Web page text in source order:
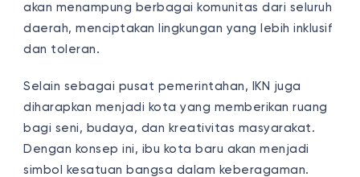
akan menampung berbagai komunitas dari seluruh
daerah, menciptakan lingkungan yang lebih inklusif
dan toleran.
Selain sebagai pusat pemerintahan, IKN juga
diharapkan menjadi kota yang memberikan ruang
bagi seni, budaya, dan kreativitas masyarakat.
Dengan konsep ini, ibu kota baru akan menjadi
simbol kesatuan bangsa dalam keberagaman.